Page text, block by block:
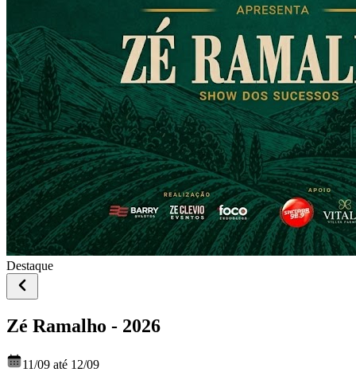
Destaque
Zé Ramalho - 2026
11/09 até 12/09